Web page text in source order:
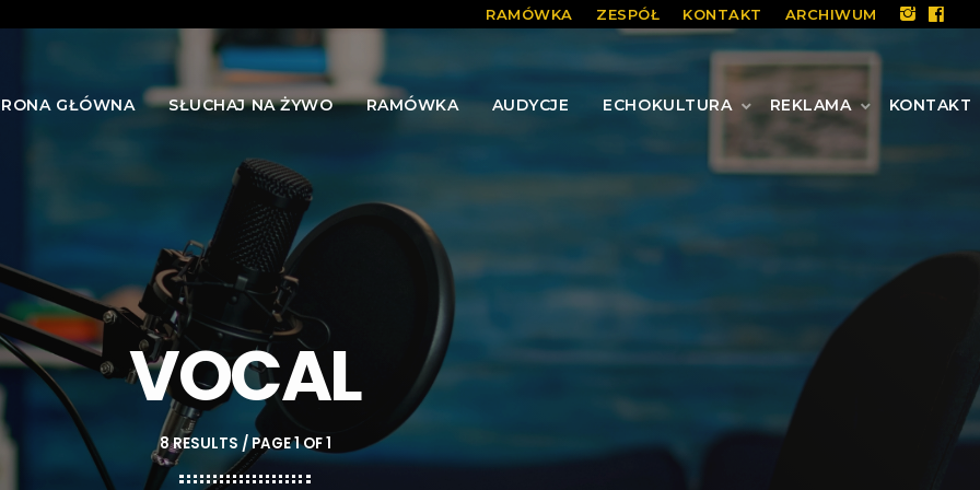
RAMÓWKA ZESPÓŁ KONTAKT ARCHIWUM
GŁÓWNA SŁUCHAJ NA ŻYWO RAMÓWKA AUDYCJE ECHOKULTURA REKLAMA KONTAKT
VOCAL
8 RESULTS / PAGE 1 OF 1